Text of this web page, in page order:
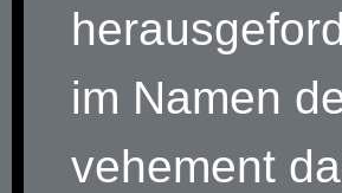
im Namen
vehement